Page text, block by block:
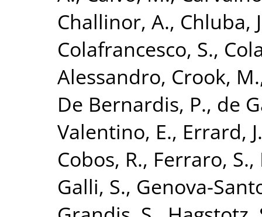
Challinor, A., Chluba,
Colafrancesco, S.,
Alessandro, Crook, M.
De Bernardis, P., de
Valentino, E., Errard, J.
Cobos, R., Ferraro, S.,
Galli, S., Genova-